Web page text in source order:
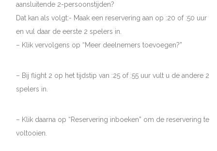
aansluitende 2-persoonstijden?
Dat kan als volgt:- Maak een reservering aan op :20 of :50 uur
en vul daar de eerste 2 spelers in.
– Klik vervolgens op “Meer deelnemers toevoegen?”
– Bij flight 2 op het tijdstip van :25 of :55 uur vult u de andere 2
spelers in.
– Klik daarna op “Reservering inboeken” om de reservering te
voltooien.